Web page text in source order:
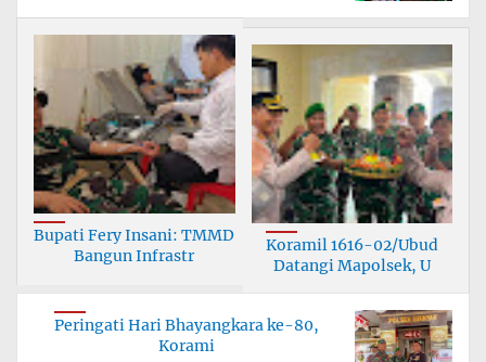
Bupati Fery Insani: TMMD
Bangun Infrastr
Koramil 1616-02/Ubud
Datangi Mapolsek, U
Peringati Hari Bhayangkara ke-80,
Korami